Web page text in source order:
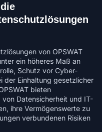
von OPSWAT
ein höheres Maß an
Schutz vor Cyber-
der Einhaltung gesetzlicher
bieten
Datensicherheit und IT-
ihre Vermögenswerte zu
verbundenen Risiken